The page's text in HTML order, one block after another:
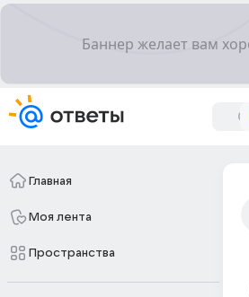
Главная
Моя лента
Пространства